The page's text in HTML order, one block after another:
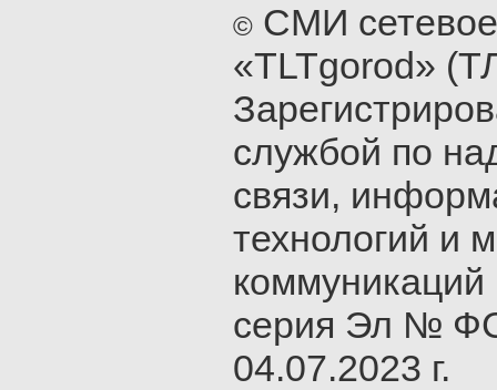
© СМИ
«TLTgorod»
службой по
связи,
технологий и
серия Эл №
04.07.2023 г.